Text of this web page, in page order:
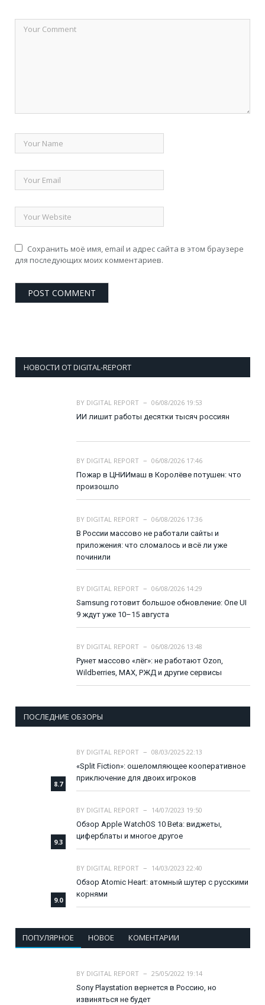
Сохранить моё имя, email и адрес сайта в этом браузере
для последующих моих комментариев.
НОВОСТИ ОТ DIGITAL-REPORT
BY DIGITAL REPORT
06/08/2026 19:53
ИИ лишит работы десятки тысяч россиян
BY DIGITAL REPORT
06/08/2026 17:46
Пожар в ЦНИИмаш в Королёве потушен: что
произошло
BY DIGITAL REPORT
06/08/2026 17:36
В России массово не работали сайты и
приложения: что сломалось и всё ли уже
починили
BY DIGITAL REPORT
06/08/2026 14:29
Samsung готовит большое обновление: One UI
9 ждут уже 10–15 августа
BY DIGITAL REPORT
06/08/2026 13:48
Рунет массово «лёг»: не работают Ozon,
Wildberries, MAX, РЖД и другие сервисы
ПОСЛЕДНИЕ ОБЗОРЫ
8.7
BY DIGITAL REPORT
08/03/2025 22:13
«Split Fiction»: ошеломляющее кооперативное
приключение для двоих игроков
9.3
BY DIGITAL REPORT
14/07/2023 19:50
Обзор Apple WatchOS 10 Beta: виджеты,
циферблаты и многое другое
9.0
BY DIGITAL REPORT
14/03/2023 22:40
Обзор Atomic Heart: атомный шутер с русскими
корнями
ПОПУЛЯРНОЕ НОВОЕ КОМЕНТАРИИ
BY DIGITAL REPORT
25/05/2022 19:14
Sony Playstation вернется в Россию, но
извиняться не будет